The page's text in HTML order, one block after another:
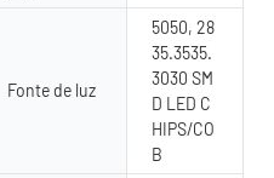
Fonte de luz
5050, 28
35.3535.
3030 SM
D LED C
HIPS/CO
B